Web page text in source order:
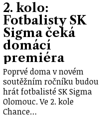
2. kolo:
Fotbalisty SK
Sigma čeká
domácí
premiéra
Poprvé doma v novém
soutěžním ročníku budou
hrát fotbalisté SK Sigma
Olomouc. Ve 2. kole
Chance…